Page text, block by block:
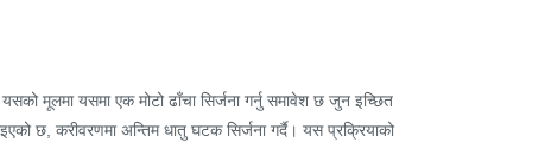
मूलमा यसमा एक मोटो ढाँचा सिर्जना गर्नु समावेश छ जुन इच्छित
छ, करीवरणमा अन्तिम धातु घटक सिर्जना गर्दै। यस प्रक्रियाको